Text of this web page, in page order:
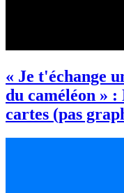
« Je t'échange
du caméléon »
cartes (pas